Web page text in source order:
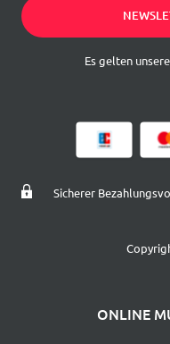
Es gelten unsere
Sicherer
ONLINE